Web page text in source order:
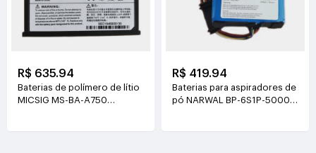
R$ 635.94
Baterias de polímero de lítio
MICSIG MS-BA-A750
R$ 419.94
Baterias para aspiradores de
pó NARWAL BP-6S1P-5000A